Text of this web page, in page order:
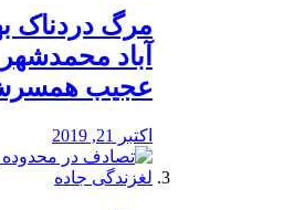
مرگ دردناک
آباد
عجیب
اکتبر 21, 2019